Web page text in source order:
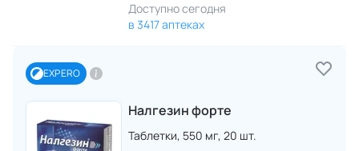
Доступно сегодня
в 3417 аптеках
EXPERO
Налгезин форте
Таблетки, 550 мг, 20 шт.